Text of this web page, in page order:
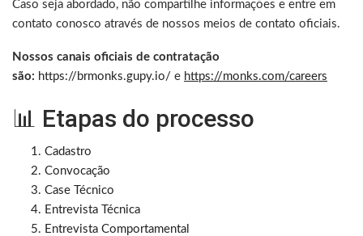
Caso seja abordado, não compartilhe informações e entre em
contato conosco através de nossos meios de contato oficiais.
Nossos canais oficiais de contratação
são: https://brmonks.gupy.io/ e https://monks.com/careers
📊 Etapas do processo
Cadastro
Convocação
Case Técnico
Entrevista Técnica
Entrevista Comportamental